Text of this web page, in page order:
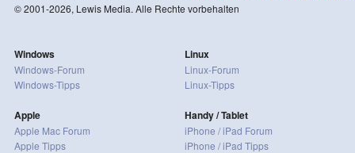
© 2001-2026, Lewis Media. Alle Rechte vorbehalten
Windows
Windows-Forum
Windows-Tipps
Apple
Apple Mac Forum
Apple Tipps
Linux
Linux-Forum
Linux-Tipps
Handy / Tablet
iPhone / iPad Forum
iPhone / iPad Tipps